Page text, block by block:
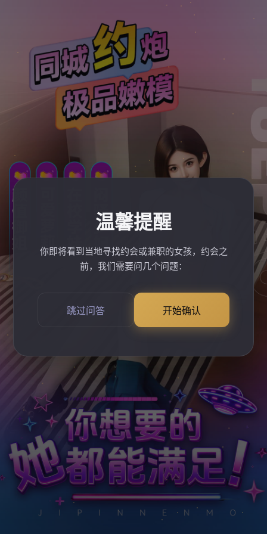
温馨提醒
你即将看到当地寻找约会或兼职的女孩，约会之
前，我们需要问几个问题：
跳过问答 开始确认